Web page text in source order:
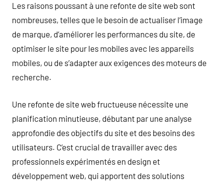
Les raisons poussant à une refonte de site web sont
nombreuses, telles que le besoin de actualiser l’image
de marque, d’améliorer les performances du site, de
optimiser le site pour les mobiles avec les appareils
mobiles, ou de s’adapter aux exigences des moteurs de
recherche.
Une refonte de site web fructueuse nécessite une
planification minutieuse, débutant par une analyse
approfondie des objectifs du site et des besoins des
utilisateurs. C’est crucial de travailler avec des
professionnels expérimentés en design et
développement web, qui apportent des solutions